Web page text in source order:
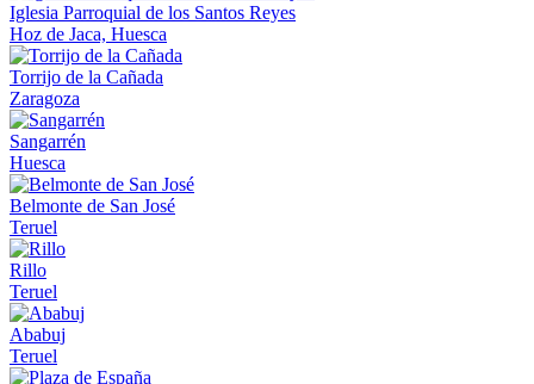
Iglesia Parroquial de los Santos Reyes
Hoz de Jaca, Huesca
Torrijo de la Cañada
Zaragoza
Sangarrén
Huesca
Belmonte de San José
Teruel
Rillo
Teruel
Ababuj
Teruel